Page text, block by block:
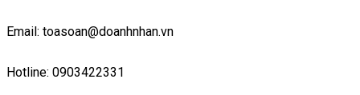
Email: toasoan@doanhnhan.vn
Hotline: 0903422331